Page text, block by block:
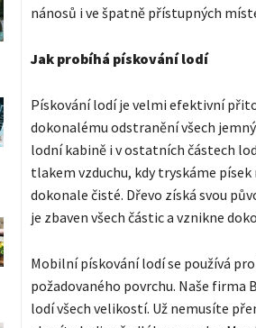
nánosů i ve špatně přístupných
Jak probíhá pískování lodí
Pískování lodí je velmi efektivní
dokonalému odstranění všech
lodní kabině i v ostatních částech
tlakem vzduchu, kdy tryskáme
dokonale čisté. Dřevo získá svou
je zbaven všech částic a vznikne
Mobilní pískování lodí se používá
požadovaného povrchu. Naše firma
lodí všech velikostí. Už nemusíte